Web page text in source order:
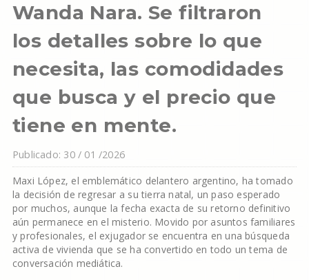
Wanda Nara. Se filtraron
los detalles sobre lo que
necesita, las comodidades
que busca y el precio que
tiene en mente.
Publicado: 30 / 01 /2026
Maxi López, el emblemático delantero argentino, ha tomado
la decisión de regresar a su tierra natal, un paso esperado
por muchos, aunque la fecha exacta de su retorno definitivo
aún permanece en el misterio. Movido por asuntos familiares
y profesionales, el exjugador se encuentra en una búsqueda
activa de vivienda que se ha convertido en todo un tema de
conversación mediática.